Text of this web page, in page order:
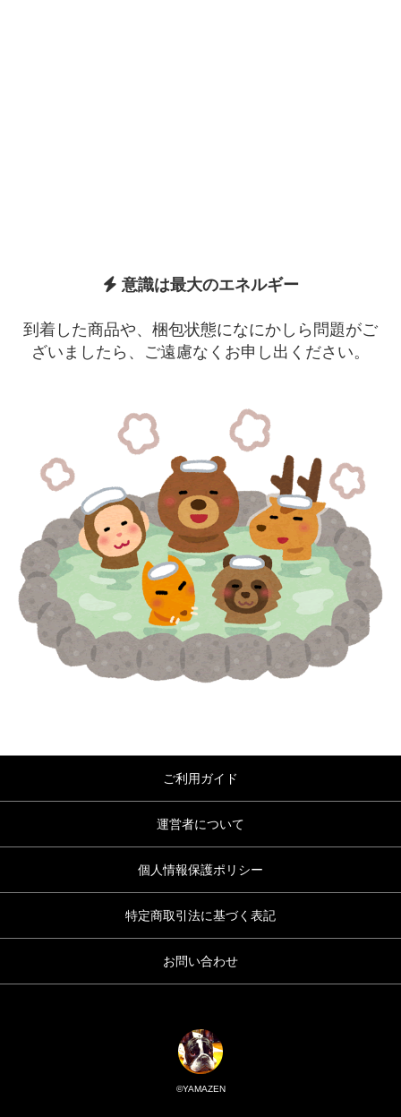
意識は最大のエネルギー
到着した商品や、梱包状態になにかしら問題がご
ざいましたら、ご遠慮なくお申し出ください。
ご利用ガイド
運営者について
個人情報保護ポリシー
特定商取引法に基づく表記
お問い合わせ
©YAMAZEN